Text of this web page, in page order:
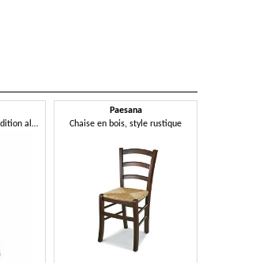
Chaise inspirée de la tradition alpine
Paesana
Chaise en bois, style rustique